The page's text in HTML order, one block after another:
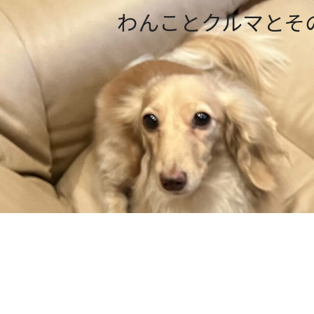
わんことクルマとそ